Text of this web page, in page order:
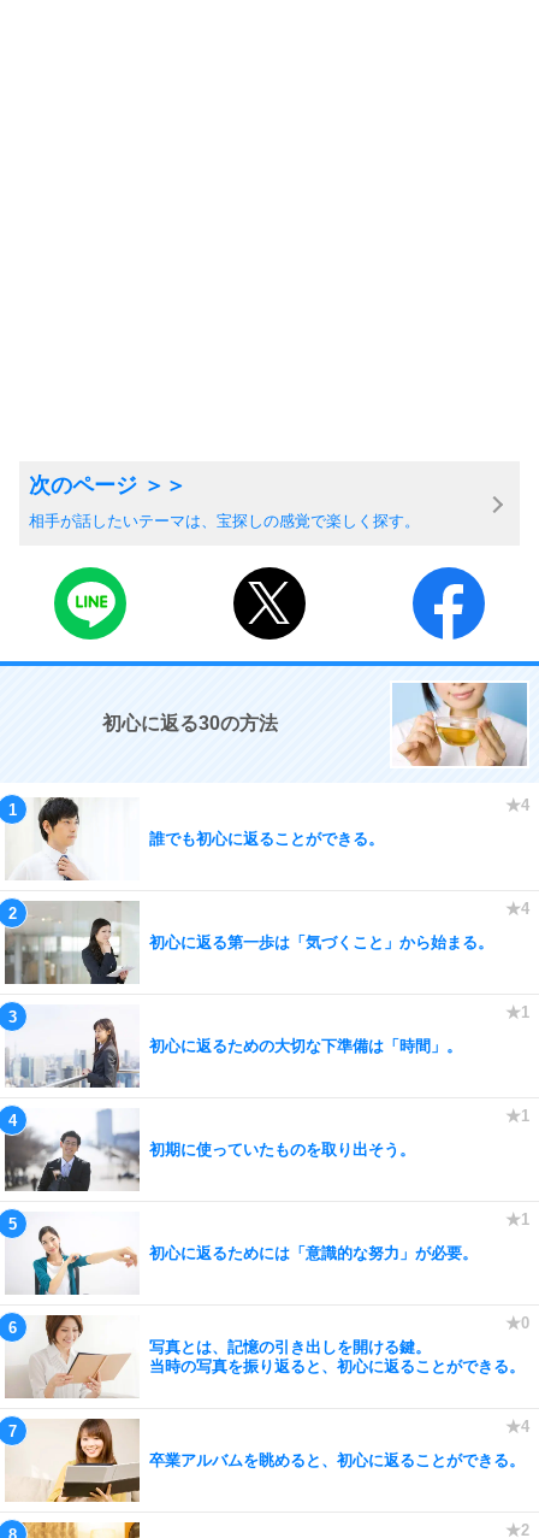
相手が話したいテーマは、宝探しの感覚で楽しく探す。
初心に返る30の方法
誰でも初心に返ることができる。
初心に返る第一歩は「気づくこと」から始まる。
初心に返るための大切な下準備は「時間」。
初期に使っていたものを取り出そう。
初心に返るためには「意識的な努力」が必要。
写真とは、記憶の引き出しを開ける鍵。
当時の写真を振り返ると、初心に返ることができる。
卒業アルバムを眺めると、初心に返ることができる。